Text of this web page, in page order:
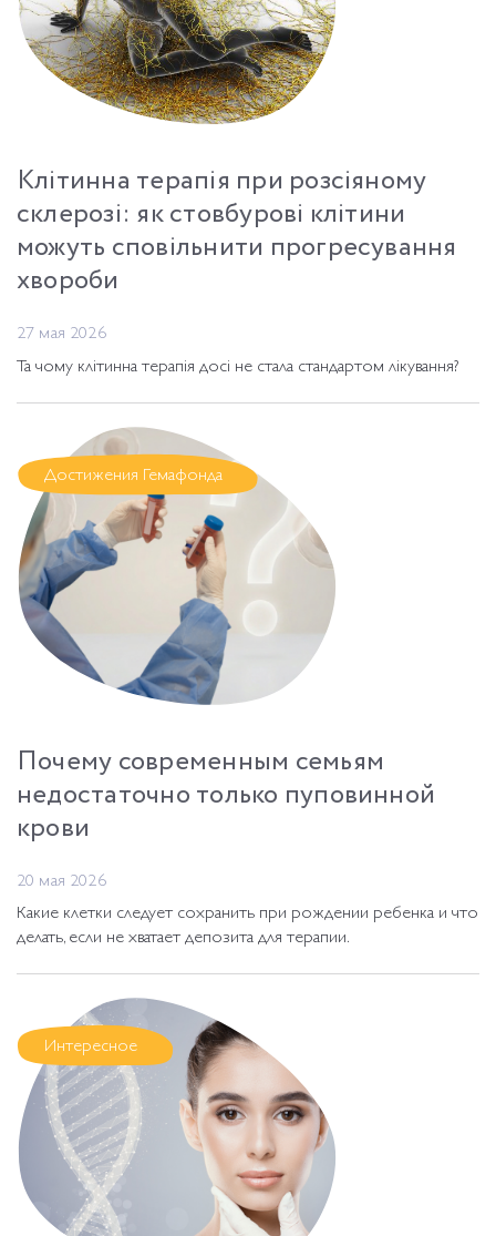
Клітинна терапія при розсіяному
склерозі: як стовбурові клітини
можуть сповільнити прогресування
хвороби
27 мая 2026
Та чому клітинна терапія досі не стала стандартом лікування?
Достижения Гемафонда
Почему современным семьям
недостаточно только пуповинной
крови
20 мая 2026
Какие клетки следует сохранить при рождении ребенка и что
делать, если не хватает депозита для терапии.
Интересное